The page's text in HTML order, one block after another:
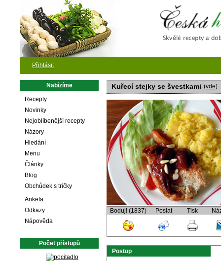
Přihlásit
Nabízíme
Recepty
Novinky
Nejoblíbenější recepty
Názory
Hledání
Menu
Články
Blog
Obchůdek s tričky
Anketa
Odkazy
Nápověda
Počet přístupů
Kuřecí stejky se švestkami (vde)
Boduj! (1837) Poslat Tisk
Postup